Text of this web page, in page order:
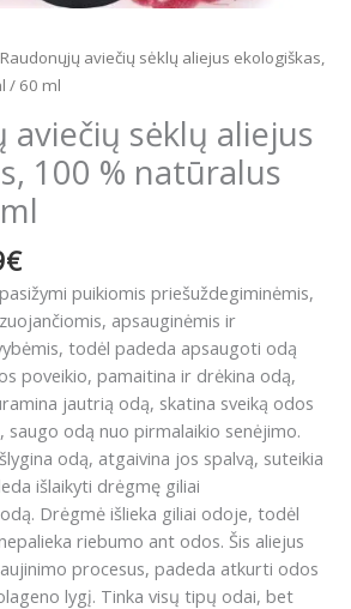
aviečių sėklų aliejus ekologiškas,
/ 60 ml
aviečių sėklų aliejus
100 % natūralus
€
puikiomis priešuždegiminėmis,
apsauginėmis ir
todėl padeda apsaugoti odą
poveikio, pamaitina ir drėkina odą,
jautrią odą, skatina sveiką odos
saugo odą nuo pirmalaikio senėjimo.
odą, atgaivina jos spalvą, suteikia
išlaikyti drėgmę giliai
Drėgmė išlieka giliai odoje, todėl
riebumo ant odos. Šis aliejus
procesus, padeda atkurti odos
lygį. Tinka visų tipų odai, bet